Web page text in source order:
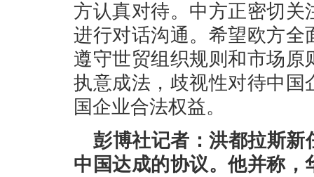
方认真对待。中方正密切
进行对话沟通。希望欧方
遵守世贸组织规则和市场
执意成法，歧视性对待中
国企业合法权益。
彭博社记者：洪都拉斯新
中国达成的协议。他并称